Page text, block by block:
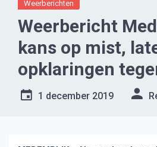
Weerberichten
Weerbericht
kans op mist,
opklaringen
kans op een bui
1 december 2019